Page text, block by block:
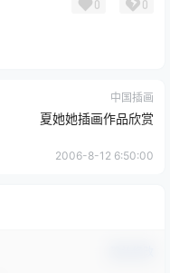
0 0
中国插画
夏她她插画作品欣赏
2006-8-12 6:50:00